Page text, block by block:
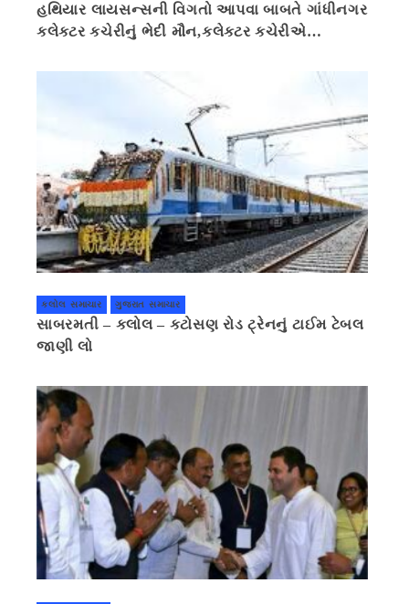
હથિયાર લાયસન્સની વિગતો આપવા બાબતે ગાંધીનગર
કલેક્ટર કચેરીનું ભેદી મૌન,કલેક્ટર કચેરીએ
કલોલ સમાચાર ગુજરાત સમાચાર
સાબરમતી – કલોલ – કટોસણ રોડ ટ્રેનનું ટાઈમ ટેબલ
જાણી લો